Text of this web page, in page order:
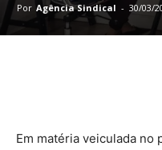
Por Agência Sindical - 30/03/
Em matéria veiculada no